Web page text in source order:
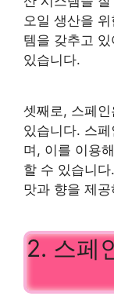
오일 생산을
템을 갖추고
있습니다.
셋째로, 스페
있습니다. 스
며, 이를 이용
할 수 있습니
맛과 향을 제
2. 스페